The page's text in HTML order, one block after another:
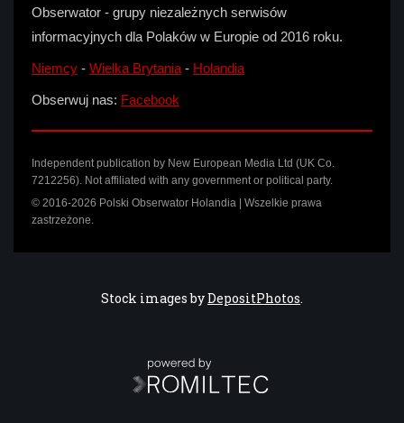
Obserwator - grupy niezależnych serwisów
informacyjnych dla Polaków w Europie od 2016 roku.
Niemcy - Wielka Brytania - Holandia
Obserwuj nas: Facebook
Independent publication by New European Media Ltd (UK Co.
7212256). Not affiliated with any government or political party.
© 2016-2026 Polski Obserwator Holandia | Wszelkie prawa
zastrzeżone.
Stock images byDepositPhotos.